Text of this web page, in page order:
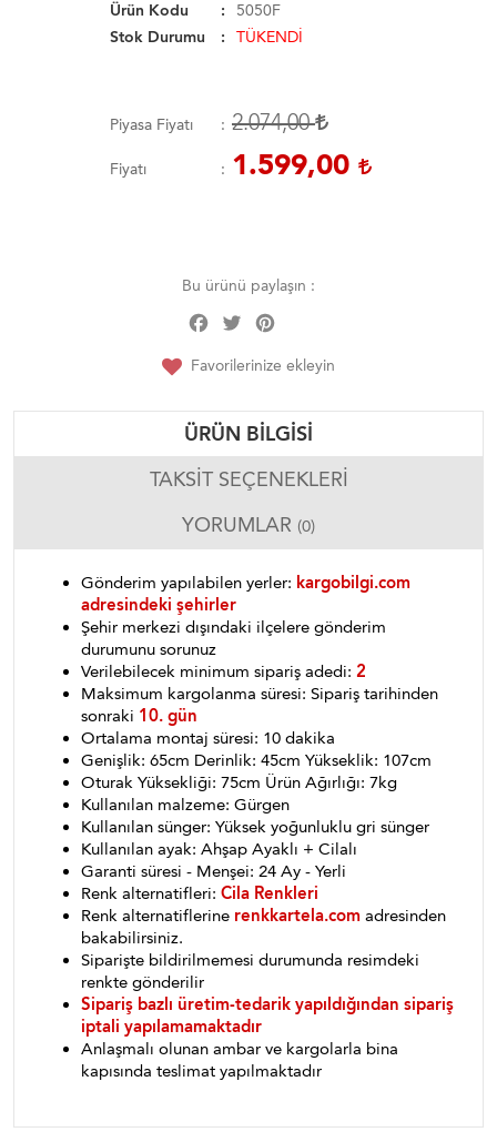
Ürün Kodu
5050F
Stok Durumu
TÜKENDİ
Piyasa Fiyatı 2.074,00
Fiyatı 1.599,00
Bu ürünü paylaşın :
Facebook
Twitter
Favorilerinize ekleyin
ÜRÜN BILGISI
TAKSIT SEÇENEKLERI
YORUMLAR (0)
Gönderim yapılabilen yerler: kargobilgi.com
adresindeki şehirler
Şehir merkezi dışındaki ilçelere gönderim
durumunu sorunuz
Verilebilecek minimum sipariş adedi: 2
Maksimum kargolanma süresi: Sipariş tarihinden
sonraki 10. gün
Ortalama montaj süresi: 10 dakika
Genişlik: 65cm Derinlik: 45cm Yükseklik: 107cm
Oturak Yüksekliği: 75cm Ürün Ağırlığı: 7kg
Kullanılan malzeme: Gürgen
Kullanılan sünger: Yüksek yoğunluklu gri sünger
Kullanılan ayak: Ahşap Ayaklı + Cilalı
Garanti süresi - Menşei: 24 Ay - Yerli
Renk alternatifleri: Cila Renkleri
Renk alternatiflerine renkkartela.com adresinden
bakabilirsiniz.
Siparişte bildirilmemesi durumunda resimdeki
renkte gönderilir
Sipariş bazlı üretim-tedarik yapıldığından sipariş
iptali yapılamamaktadır
Anlaşmalı olunan ambar ve kargolarla bina
kapısında teslimat yapılmaktadır